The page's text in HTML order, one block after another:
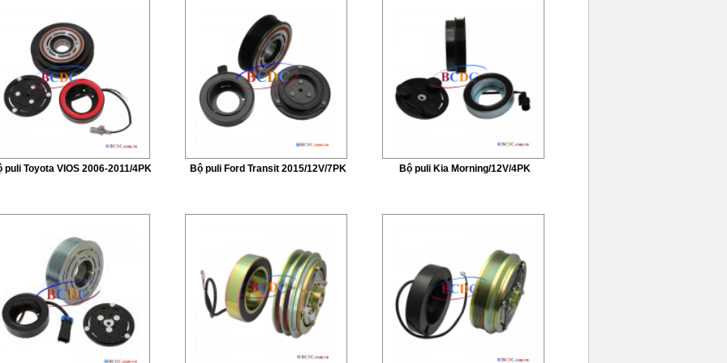
puli Toyota VIOS 2006-2011/4PK Bộ puli Ford Transit 2015/12V/7PK Bộ puli Kia Morning/12V/4PK